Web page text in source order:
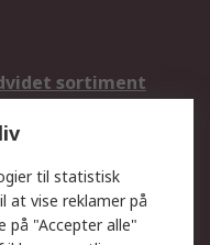
sortiment
Support
til statistisk
at vise reklamer på
på "Accepter alle"